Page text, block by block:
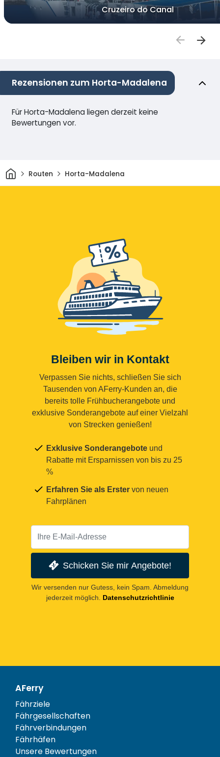
Cruzeiro do Canal
Rezensionen zum Horta-Madalena
Für Horta-Madalena liegen derzeit keine
Bewertungen vor.
HeimRouten Horta-Madalena
Bleiben wir in Kontakt
Verpassen Sie nichts, schließen Sie sich
Tausenden von AFerry-Kunden an, die
bereits tolle Frühbucherangebote und
exklusive Sonderangebote auf einer Vielzahl
von Strecken genießen!
Exklusive Sonderangebote und
Rabatte mit Ersparnissen von bis zu 25
%
Erfahren Sie als Erster von neuen
Fahrplänen
Schicken Sie mir Angebote!
Wir versenden nur Gutess, kein Spam. Abmeldung
jederzeit möglich.
Datenschutzrichtlinie
AFerry
Fährziele
Fährgesellschaften
Fährverbindungen
Fährhäfen
Unsere Bewertungen